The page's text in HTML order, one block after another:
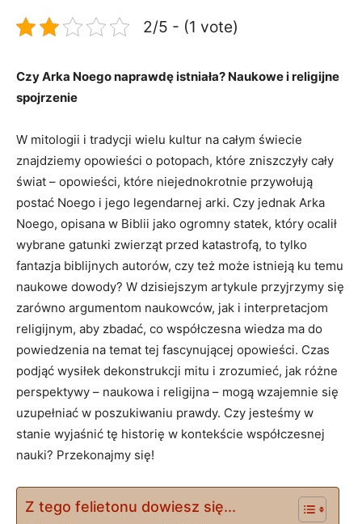
2/5 - (1 vote)
Czy Arka Noego naprawdę ⁢istniała? Naukowe i religijne
spojrzenie
W mitologii ‍i tradycji wielu kultur na‍ całym świecie
znajdziemy ‍opowieści o potopach, które zniszczyły cały
świat – opowieści, które niejednokrotnie ⁤przywołują
postać Noego⁢ i jego legendarnej arki. Czy jednak ​Arka
Noego, ⁤opisana w Biblii jako ‍ogromny statek, ⁤który ocalił⁤
wybrane gatunki zwierząt​ przed katastrofą, to tylko⁤
fantazja biblijnych autorów, czy też​ może istnieją ku temu
naukowe dowody?‌ W dzisiejszym artykule przyjrzymy się‌
zarówno argumentom naukowców,⁣ jak i interpretacjom
religijnym, ‌aby ⁤zbadać, co‍ współczesna wiedza ma ⁢do
powiedzenia⁣ na temat tej fascynującej opowieści. Czas​
podjąć wysiłek dekonstrukcji mitu ⁤i​ zrozumieć, jak różne
⁢perspektywy – ⁤naukowa i ⁤religijna – mogą​ wzajemnie się
uzupełniać w poszukiwaniu prawdy. Czy jesteśmy ​w
stanie​ wyjaśnić ⁤tę historię w kontekście współczesnej
nauki? Przekonajmy się!
Z tego felietonu dowiesz się...